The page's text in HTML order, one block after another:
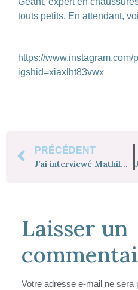
touts petits. En attendant,
https://
igshid=xiaxlht83vwx
PRÉCÉDENT
J’ai interviewé Mathilde de @matlea_psychomots
Laisser un
Votre adresse e-mail ne sera